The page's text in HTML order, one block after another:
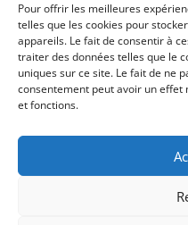
Pour offrir les meilleures
telles que les cookies pour
appareils. Le fait de consentir à
traiter des données telles que le
uniques sur ce site. Le fait de ne
consentement peut avoir un
et fonctions.
(FEADER) : L’Europe